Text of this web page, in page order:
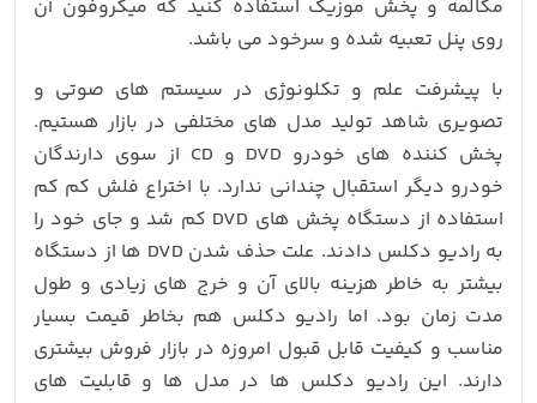
مکالمه و پخش موزیک استفاده کنید که میکروفون آن
روی پنل تعبیه شده و سرخود می باشد.
با پیشرفت علم و تکلونوژی در سیستم های صوتی و
تصویری شاهد تولید مدل های مختلفی در بازار هستیم.
پخش کننده های خودرو DVD و CD از سوی دارندگان
خودرو دیگر استقبال چندانی ندارد. با اختراع فلش کم کم
استفاده از دستگاه پخش های DVD کم شد و جای خود را
به رادیو دکلس دادند. علت حذف شدن DVD ها از دستگاه
بیشتر به خاطر هزینه بالای آن و خرج های زیادی و طول
مدت زمان بود. اما رادیو دکلس هم بخاطر قیمت بسیار
مناسب و کیفیت قابل قبول امروزه در بازار فروش بیشتری
دارند. این رادیو دکلس ها در مدل ها و قابلیت های